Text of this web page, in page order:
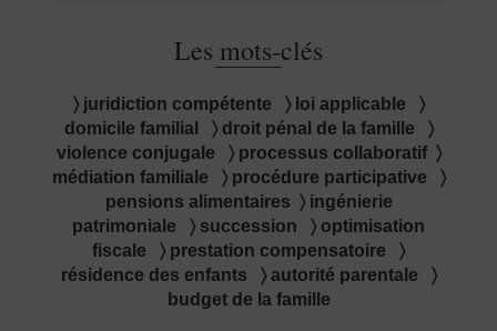
Les mots-clés
〉 juridiction compétente 〉 loi applicable 〉
domicile familial 〉 droit pénal de la famille 〉
violence conjugale 〉 processus collaboratif 〉
médiation familiale 〉 procédure participative 〉
pensions alimentaires 〉 ingénierie
patrimoniale 〉 succession 〉 optimisation
fiscale 〉 prestation compensatoire 〉
résidence des enfants 〉 autorité parentale 〉
budget de la famille